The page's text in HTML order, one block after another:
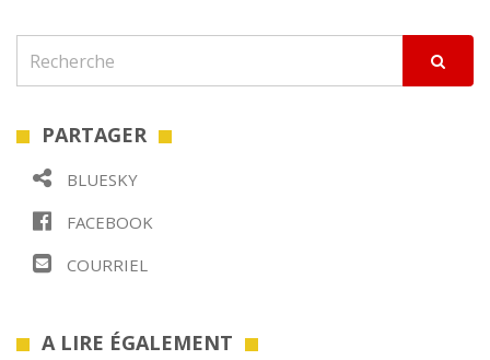
PARTAGER
BLUESKY
FACEBOOK
COURRIEL
A LIRE ÉGALEMENT